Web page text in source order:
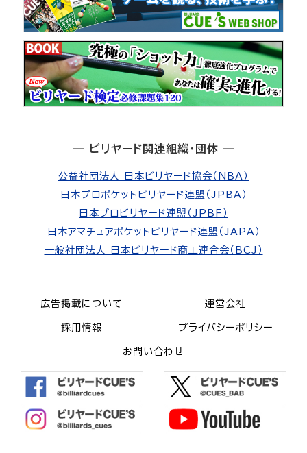
― ビリヤード関連組織・団体 ―
公益社団法人 日本ビリヤード協会（NBA）
日本プロポケットビリヤード連盟（JPBA）
日本プロビリヤード連盟（JPBF）
日本アマチュアポケットビリヤード連盟（JAPA）
一般社団法人 日本ビリヤード商工連合会（BCJ）
広告掲載について 運営会社
採用情報 プライバシーポリシー
お問い合わせ